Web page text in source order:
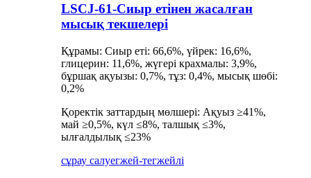
LSCJ-61-Сиыр етінен жасалған
мысық текшелері
Құрамы: Сиыр еті: 66,6%, үйрек: 16,6%,
глицерин: 11,6%, жүгері крахмалы: 3,9%,
бұршақ ақуызы: 0,7%, тұз: 0,4%, мысық шөбі:
0,2%
Қоректік заттардың мөлшері: Ақуыз ≥41%,
май ≥0,5%, күл ≤8%, талшық ≤3%,
ылғалдылық ≤23%
сұрау салуегжей-тегжейлі